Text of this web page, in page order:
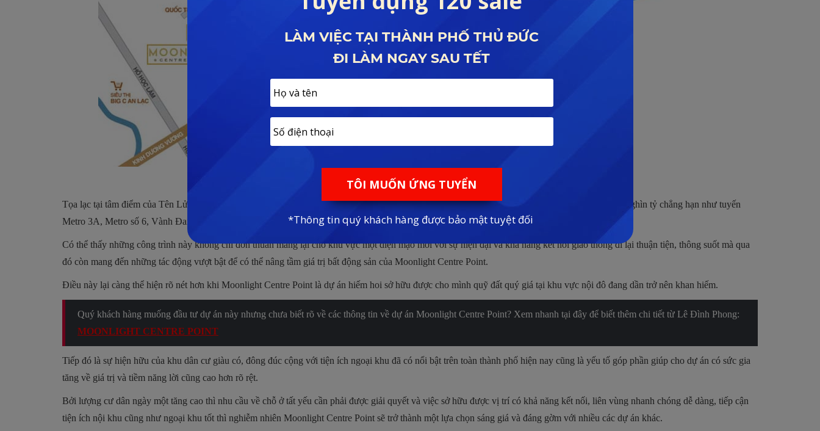
Hình ảnh khác về vị trí của dự ánMoonlight Centre Point
Tọa lạc tại tâm điểm của Tên Lửa do đó giúp cho dự án có thể thừa hưởng được những lợi thế to lớn được mang lại từ hạ tầng giao thông quy mô nghìn tỷ chẳng hạn như tuyến
Metro 3A, Metro số 6, Vành Đai Trong và khả năng kết nối đến các trục đường huyết mạch gồm Quốc lộ 1A, Võ Văn Kiệt, Kinh Dương Vương.
Có thể thấy những công trình này không chỉ đơn thuần mang lại cho khu vực một diện mạo mới với sự hiện đại và khả năng kết nối giao thông đi lại thuận tiện, thông suốt mà qua
đó còn mang đến những tác động vượt bật để có thể nâng tầm giá trị bất động sản của Moonlight Centre Point.
Điều này lại càng thể hiện rõ nét hơn khi Moonlight Centre Point là dự án hiếm hoi sở hữu được cho mình quỹ đất quý giá tại khu vực nội đô đang dần trở nên khan hiếm.
Quý khách hàng muống đầu tư dự án này nhưng chưa biết rõ về các thông tin về dự án Moonlight Centre Point? Xem nhanh tại đây để biết thêm chi tiết từ Lê Đình Phong:
MOONLIGHT CENTRE POINT
Tiếp đó là sự hiện hữu của khu dân cư giàu có, đông đúc cộng với tiện ích ngoại khu đã có nổi bật trên toàn thành phố hiện nay cũng là yếu tố góp phần giúp cho dự án có sức gia
tăng về giá trị và tiềm năng lời cũng cao hơn rõ rệt.
Bởi lượng cư dân ngày một tăng cao thì nhu cầu về chỗ ở tất yếu cần phải được giải quyết và việc sở hữu được vị trí có khả năng kết nối, liên vùng nhanh chóng dễ dàng, tiếp cận
tiện ích nội khu cũng như ngoại khu tốt thì nghiễm nhiên Moonlight Centre Point sẽ trở thành một lựa chọn sáng giá và đáng gờm với nhiều các dự án khác.